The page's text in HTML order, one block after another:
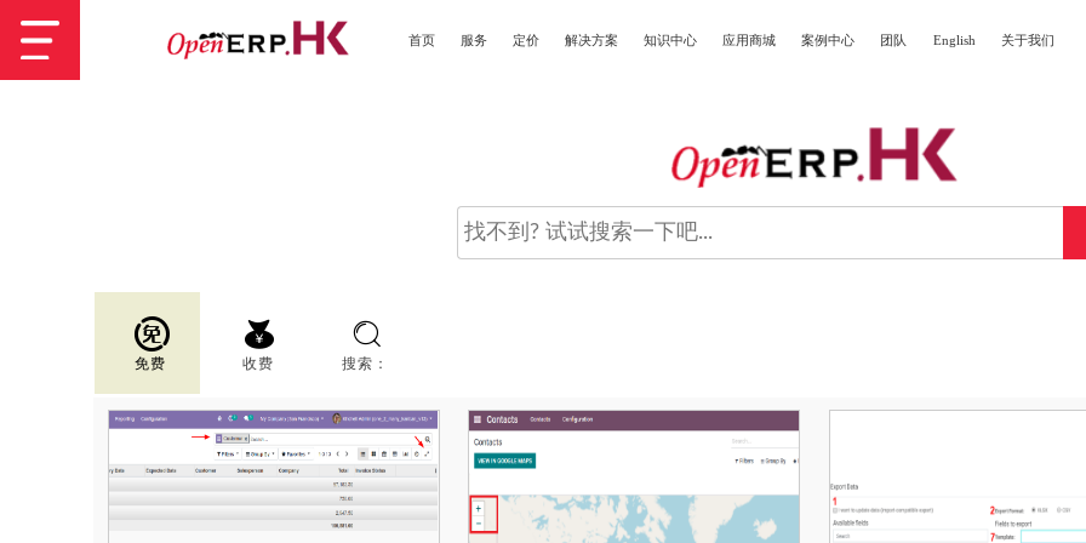
首页 服务 定价 解决方案 知识中心 应用商城 案例中心 团队 English 关于我们
免费 收费 搜索：